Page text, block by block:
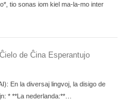
tio sonas iom kiel ma-la-mo inter
de Ĉina Esperantujo
En la diversaj lingvoj, la disigo de
* **La nederlanda:**…